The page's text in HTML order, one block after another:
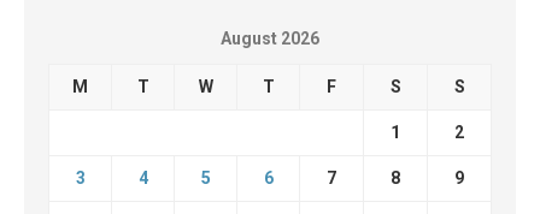
August 2026
M T W T F S S
1 2
3 4 5 6 7 8 9